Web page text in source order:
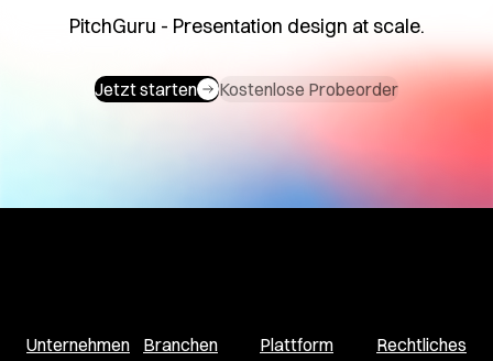
PitchGuru - Presentation design at scale.
Jetzt starten Kostenlose Probeorder
Unternehmen Branchen Plattform Rechtliches